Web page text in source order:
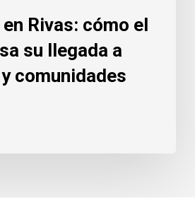
Rivas: cómo el
su llegada a
comunidades